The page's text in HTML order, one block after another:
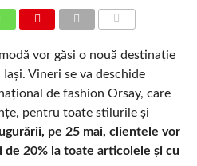
vor găsi o nouă destinație
Vineri se va deschide
de fashion Orsay, care
pentru toate stilurile și
pe 25 mai, clientele vor
20% la toate articolele și cu